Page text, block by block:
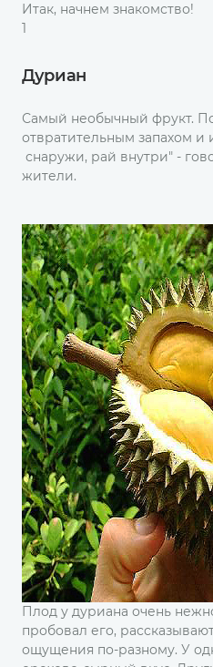
Итак, начнем знакомство!
1
Дуриан
Самый необычный фрукт.
отвратительным запахом
снаружи, рай внутри" -
жители.
Плод у дуриана очень
пробовал его,
ощущения по-разному. У